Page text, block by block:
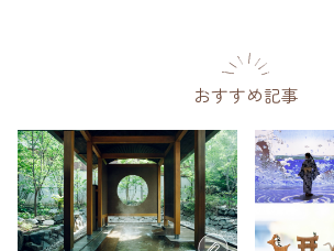
おすすめ記事